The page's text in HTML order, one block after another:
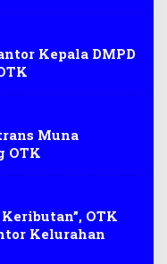
Kepala DMPD
Muna
OTK
OTK
Kelurahan